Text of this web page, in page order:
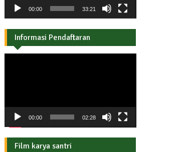
00:00 33:21
Informasi Pendaftaran
00:00 02:28
Film karya santri